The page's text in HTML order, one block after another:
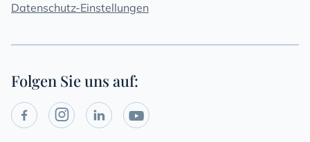
Datenschutz-Einstellungen
Folgen Sie uns auf:
Social
Media
   